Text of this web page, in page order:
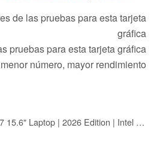
de las pruebas para esta tarjeta
gráfica
pruebas para esta tarjeta gráfica
número, mayor rendimiento
HP New Core i7 15.6" Laptop | 2026 Edition | Intel High-Performance Core i7-1255U up to 4.7GHz | 16GB RAM - 1TB PCIe SSD | Webcam | FHD | Long Battery Life | Windows 11 | Business & Academic